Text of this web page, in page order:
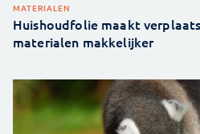
MATERIALEN
Huishoudfolie maakt
materialen makkelijker